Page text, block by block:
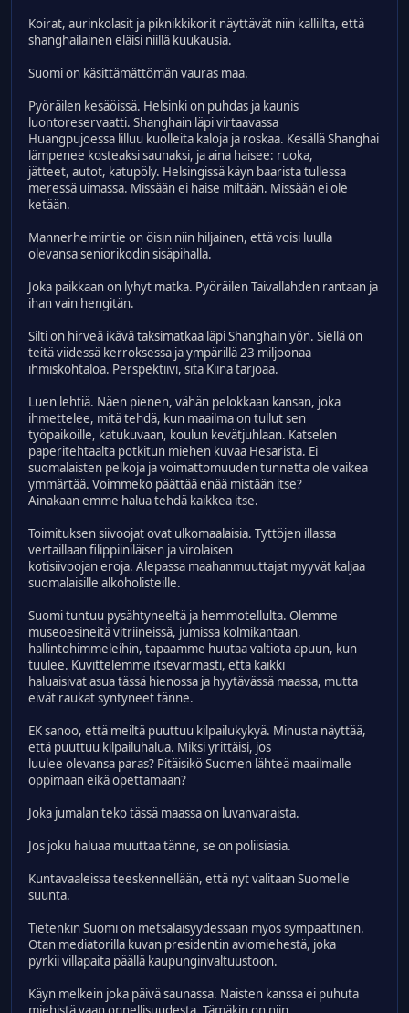
Koirat, aurinkolasit ja piknikkikorit näyttävät niin kalliilta, että
shanghailainen eläisi niillä kuukausia.
Suomi on käsittämättömän vauras maa.
Pyöräilen kesäöissä. Helsinki on puhdas ja kaunis
luontoreservaatti. Shanghain läpi virtaavassa
Huangpujoessa lilluu kuolleita kaloja ja roskaa. Kesällä Shanghai
lämpenee kosteaksi saunaksi, ja aina haisee: ruoka,
jätteet, autot, katupöly. Helsingissä käyn baarista tullessa
meressä uimassa. Missään ei haise miltään. Missään ei ole
ketään.
Mannerheimintie on öisin niin hiljainen, että voisi luulla
olevansa seniorikodin sisäpihalla.
Joka paikkaan on lyhyt matka. Pyöräilen Taivallahden rantaan ja
ihan vain hengitän.
Silti on hirveä ikävä taksimatkaa läpi Shanghain yön. Siellä on
teitä viidessä kerroksessa ja ympärillä 23 miljoonaa
ihmiskohtaloa. Perspektiivi, sitä Kiina tarjoaa.
Luen lehtiä. Näen pienen, vähän pelokkaan kansan, joka
ihmettelee, mitä tehdä, kun maailma on tullut sen
työpaikoille, katukuvaan, koulun kevätjuhlaan. Katselen
paperitehtaalta potkitun miehen kuvaa Hesarista. Ei
suomalaisten pelkoja ja voimattomuuden tunnetta ole vaikea
ymmärtää. Voimmeko päättää enää mistään itse?
Ainakaan emme halua tehdä kaikkea itse.
Toimituksen siivoojat ovat ulkomaalaisia. Tyttöjen illassa
vertaillaan filippiiniläisen ja virolaisen
kotisiivoojan eroja. Alepassa maahanmuuttajat myyvät kaljaa
suomalaisille alkoholisteille.
Suomi tuntuu pysähtyneeltä ja hemmotellulta. Olemme
museoesineitä vitriineissä, jumissa kolmikantaan,
hallintohimmeleihin, tapaamme huutaa valtiota apuun, kun
tuulee. Kuvittelemme itsevarmasti, että kaikki
haluaisivat asua tässä hienossa ja hyytävässä maassa, mutta
eivät raukat syntyneet tänne.
EK sanoo, että meiltä puuttuu kilpailukykyä. Minusta näyttää,
että puuttuu kilpailuhalua. Miksi yrittäisi, jos
luulee olevansa paras? Pitäisikö Suomen lähteä maailmalle
oppimaan eikä opettamaan?
Joka jumalan teko tässä maassa on luvanvaraista.
Jos joku haluaa muuttaa tänne, se on poliisiasia.
Kuntavaaleissa teeskennellään, että nyt valitaan Suomelle
suunta.
Tietenkin Suomi on metsäläisyydessään myös sympaattinen.
Otan mediatorilla kuvan presidentin aviomiehestä, joka
pyrkii villapaita päällä kaupunginvaltuustoon.
Käyn melkein joka päivä saunassa. Naisten kanssa ei puhuta